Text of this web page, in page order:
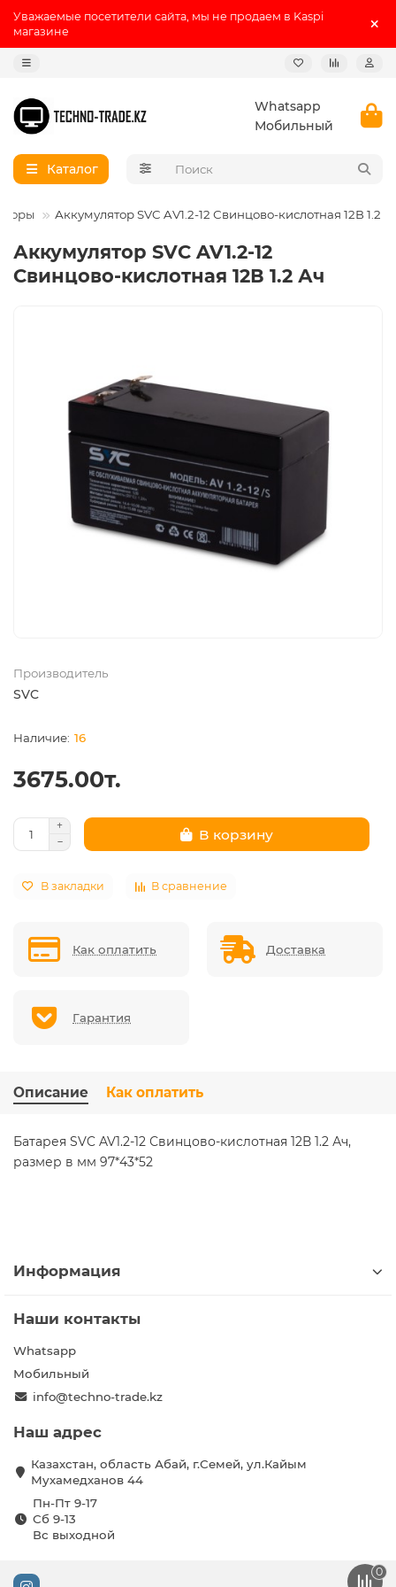
Уважаемые посетители сайта, мы не продаем в Kaspi
магазине
Whatsapp
Мобильный
Каталог
Аккумулятор SVC AV1.2-12 Свинцово-кислотная 12В 1.2
Аккумулятор SVC AV1.2-12
Свинцово-кислотная 12В 1.2 Ач
Производитель
SVC
16
3675.00т.
В корзину
В закладки В сравнение
Как оплатить Доставка
Гарантия
Описание Как оплатить
Батарея SVC AV1.2-12 Свинцово-кислотная 12В 1.2 Ач,
размер в мм 97*43*52
Информация
Наши контакты
Whatsapp
Мобильный
info@techno-trade.kz
Наш адрес
Казахстан, область Абай, г.Семей, ул.Кайым
Мухамедханов 44
Пн-Пт 9-17
Сб 9-13
Вс выходной
0